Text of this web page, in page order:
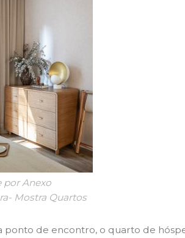
por Anexo
Mostra Quartos
ponto de encontro, o quarto de